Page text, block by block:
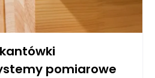
pomiarowe